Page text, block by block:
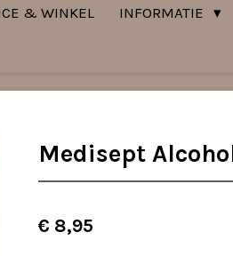
& WINKEL INFORMATIE
Medisept
€ 8,95